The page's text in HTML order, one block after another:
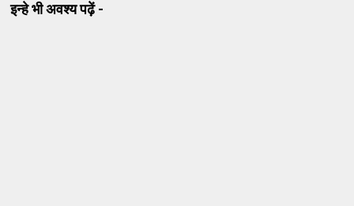
इन्हे भी अवश्य पढ़ें -